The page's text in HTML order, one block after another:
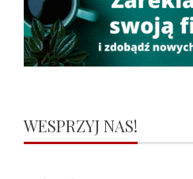
WESPRZYJ NAS!